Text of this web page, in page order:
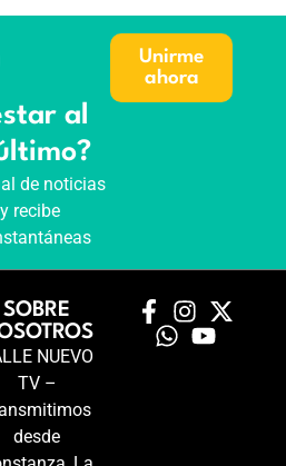
al
de noticias
recibe
Unirme
ahora
SOBRE
NUEVO
TV –
desde